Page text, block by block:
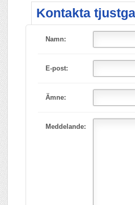
Kontakta
Namn:
E-post:
Ämne:
Meddelande: